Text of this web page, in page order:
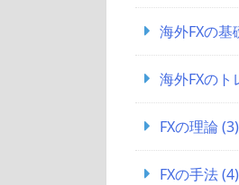
海外FXの基
海外FXの
FXの理論 (3)
FXの手法(4)